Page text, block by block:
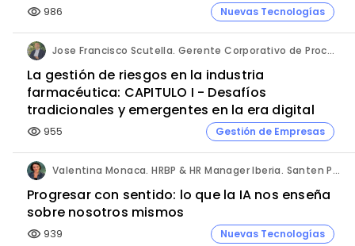
visibility 986 Nuevas Tecnologías
Jose Francisco Scutella. Gerente Corporativo de Procesos & Control Interno. Adium Pharma.
La gestión de riesgos en la industria
farmacéutica: CAPITULO I - Desafíos
tradicionales y emergentes en la era digital
visibility 955 Gestión de Empresas
Valentina Monaca. HRBP & HR Manager Iberia. Santen Pharmaceutical.
Progresar con sentido: lo que la IA nos enseña
sobre nosotros mismos
visibility 939 Nuevas Tecnologías